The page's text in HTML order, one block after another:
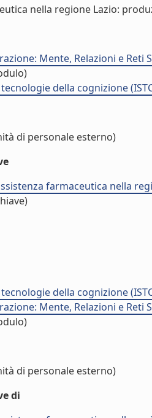
nella regione Lazio:
Mente, Relazioni e Reti
della cognizione
di personale esterno)
farmaceutica nella
della cognizione
Mente, Relazioni e Reti
di personale esterno)
di